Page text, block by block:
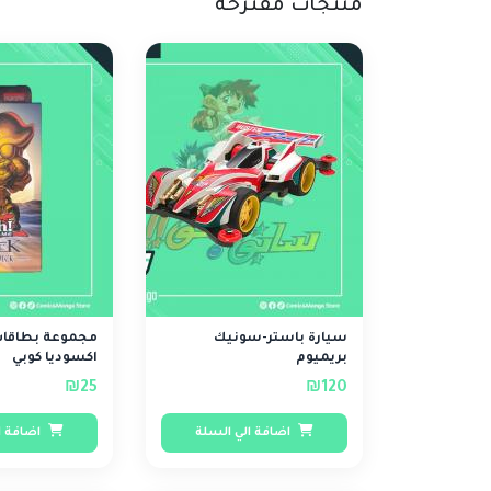
منتجات مقترحة
سيارة باستر-سونيك
بريميوم
₪120
اضافة الي السلة
مجموعة
اكسوديا كوبي
₪25
اضافة